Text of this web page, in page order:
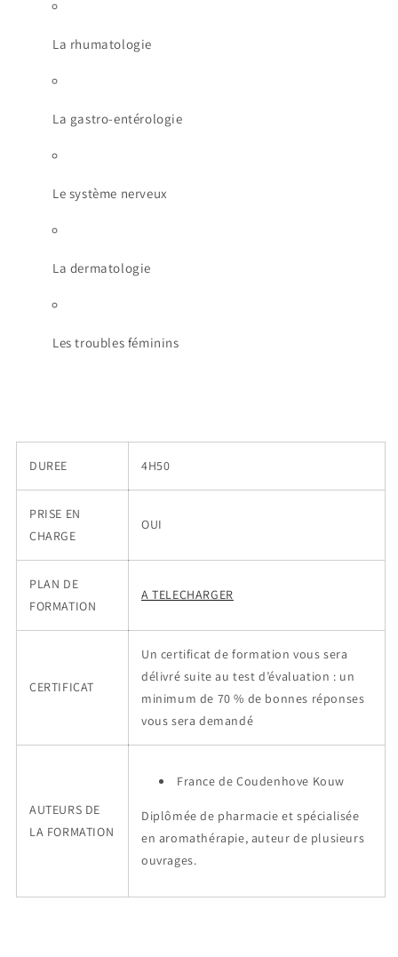
La rhumatologie
La gastro-entérologie
Le système nerveux
La dermatologie
Les troubles féminins
DUREE 4H50
PRISE EN
CHARGE
OUI
PLAN DE
FORMATION
A TELECHARGER
CERTIFICAT
Un certificat de formation vous sera
délivré suite au test d’évaluation : un
minimum de 70 % de bonnes réponses
vous sera demandé
AUTEURS DE
LA FORMATION
France de Coudenhove Kouw
Diplômée de pharmacie et spécialisée
en aromathérapie, auteur de plusieurs
ouvrages.